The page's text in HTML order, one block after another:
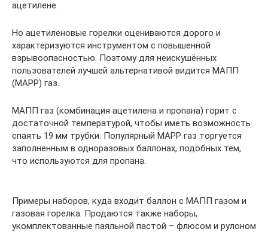
ацетилене.
Но ацетиленовые горелки оцениваются дорого и
характеризуются инструментом с повышенной
взрывоопасностью. Поэтому для неискушённых
пользователей лучшей альтернативой видится МАПП
(MAPP) газ.
MАПП газ (комбинация ацетилена и пропана) горит с
достаточной температурой, чтобы иметь возможность
спаять 19 мм трубки. Популярный MAPP газ торгуется
заполненным в одноразовых баллонах, подобных тем,
что используются для пропана.
Примеры наборов, куда входит баллон с МАПП газом и
газовая горелка. Продаются также наборы,
укомплектованные паяльной пастой – флюсом и рулоном